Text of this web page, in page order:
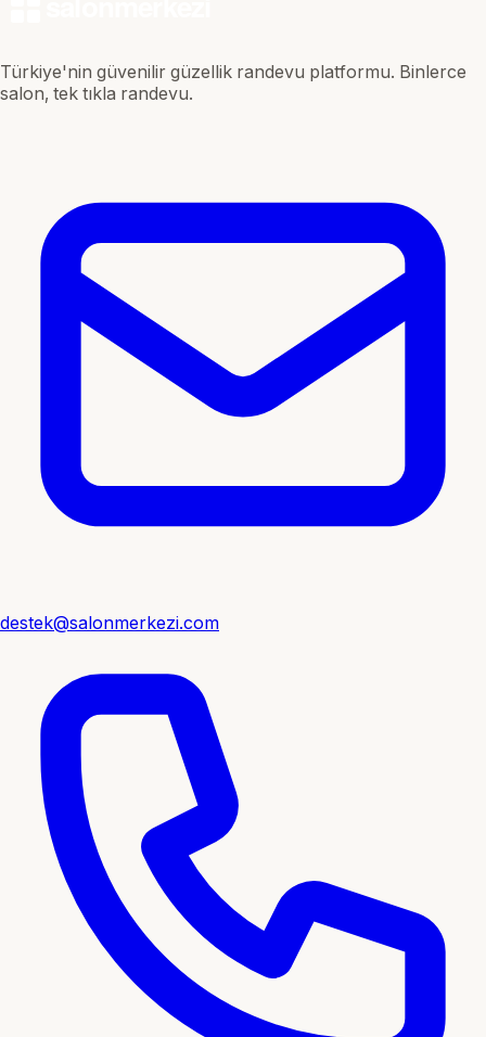
Türkiye'nin güvenilir güzellik randevu platformu. Binlerce
salon, tek tıkla randevu.
destek@salonmerkezi.com